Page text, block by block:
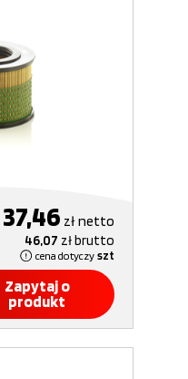
37,46 złnetto
46,07 złbrutto
cena dotyczy szt
Zapytaj o
produkt